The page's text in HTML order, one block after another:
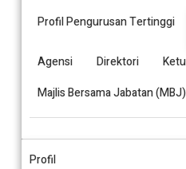
Profil Pengurusan Tertinggi
Agensi Direktori
Majlis Bersama Jabatan (MBJ)
Profil